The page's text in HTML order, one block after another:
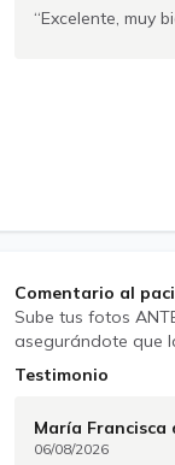
Excelente, muy
Comentario al
Sube tus fotos
asegurándote que
enfocada y con
psoriasis, vitiligo y
piel (impétigo,
Testimonio
María Francisca
06/08/2026